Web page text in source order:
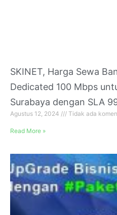
SKINET, Harga Sewa
Dedicated 100 Mbps
Surabaya dengan SLA
Agustus 12, 2024 Tidak ada
Read More »